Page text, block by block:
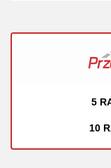
5
10